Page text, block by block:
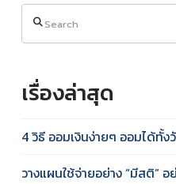
Search
เรื่องล่าสุด
4 วิธี ออมเงินง่ายๆ ออมได้ทั้ง
วางแผนใช้จ่ายอย่าง “มีสติ”